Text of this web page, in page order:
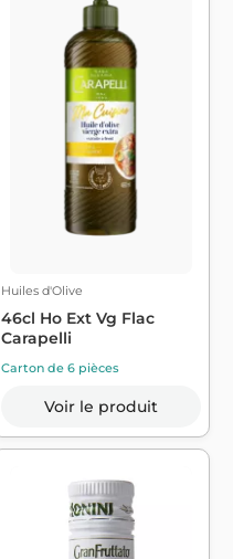
Huiles d'Olive
46cl Ho Ext Vg Flac
Carapelli
Carton de 6 pièces
Voir le produit